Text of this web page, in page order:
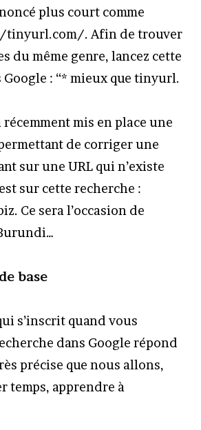
plus court comme
. Afin de trouver
du même genre, lancez cette
: “* mieux que tinyurl.
mis en place une
de corriger une
sur une URL qui n’existe
sur cette recherche :
Ce sera l’occasion de
base
s’inscrit quand vous
dans Google répond
précise que nous allons,
temps, apprendre à